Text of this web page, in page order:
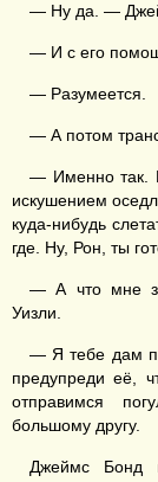
— Ну да. —
— И с его
— Разумеется.
— А потом
— Именно так.
искушением
куда-нибудь
где. Ну, Рон, ты
— А что мне за
Уизли.
— Я тебе дам
предупреди её,
отправимся
большому другу.
Джеймс Бонд